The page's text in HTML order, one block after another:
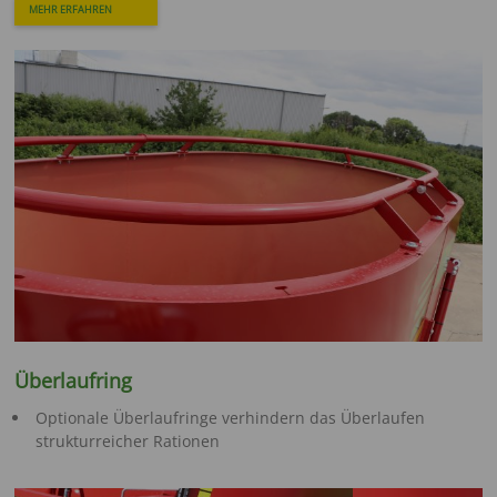
MEHR ERFAHREN
Überlaufring
Optionale Überlaufringe verhindern das Überlaufen
strukturreicher Rationen